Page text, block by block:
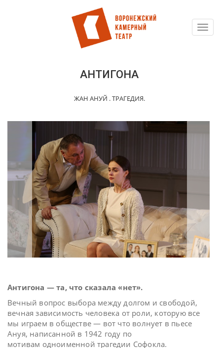
АНТИГОНА
ЖАН АНУЙ . ТРАГЕДИЯ.
Антигона — та, что сказала «нет».
Вечный вопрос выбора между долгом и свободой,
вечная зависимость человека от роли, которую все
мы играем в обществе — вот что волнует в пьесе
Ануя, написанной в 1942 году по
мотивам одноименной трагедии Софокла.